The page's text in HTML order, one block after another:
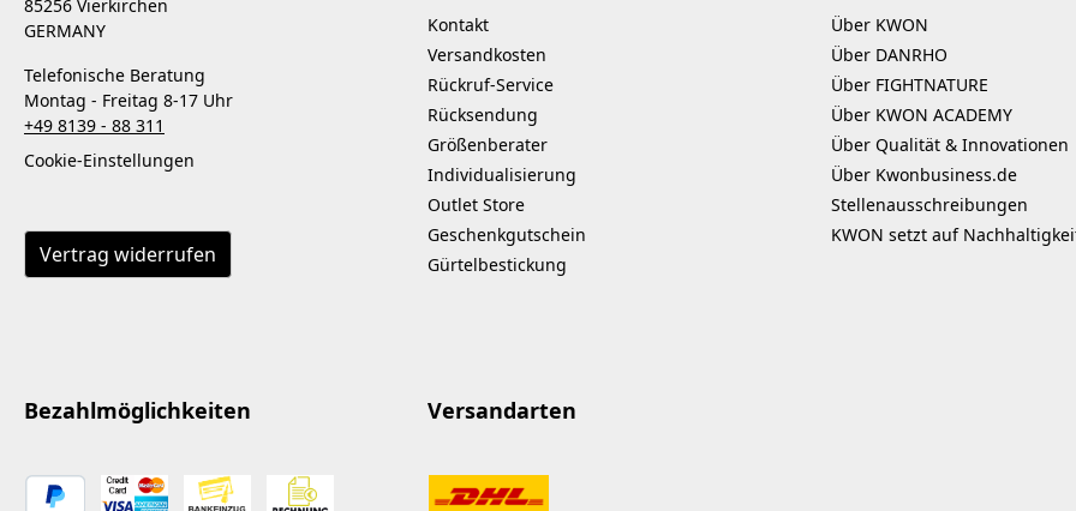
85256 Vierkirchen
GERMANY
Telefonische Beratung
Montag - Freitag 8-17 Uhr
+49 8139 - 88 311
Cookie-Einstellungen
Vertrag widerrufen
Kontakt
Versandkosten
Rückruf-Service
Rücksendung
Größenberater
Individualisierung
Outlet Store
Geschenkgutschein
Gürtelbestickung
Über KWON
Über DANRHO
Über FIGHTNATURE
Über KWON ACADEMY
Über Qualität & Innovationen
Über Kwonbusiness.de
Stellenausschreibungen
KWON setzt auf
Bezahlmöglichkeiten Versandarten